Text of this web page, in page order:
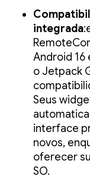
integrada
Android 16
o Jetpack
Seus
interface
novos,
oferecer
SO.